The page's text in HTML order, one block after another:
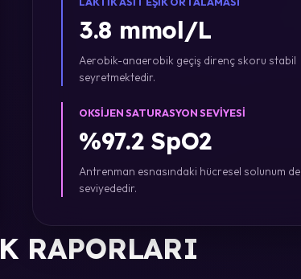
3.8 mmol/L
Aerobik-anaerobik geçiş direnç skoru stabil
seyretmektedir.
OKSIJEN SATURASYON SEVIYESI
%97.2 SpO2
Antrenman esnasındaki hücresel solunum
seviyededir.
RAPORLARI